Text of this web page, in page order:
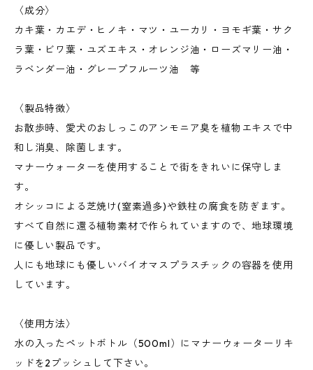
〈成分〉
カキ葉・カエデ・ヒノキ・マツ・ユーカリ・ヨモギ葉・サク
ラ葉・ビワ葉・ユズエキス・オレンジ油・ローズマリー油・
ラベンダー油・グレープフルーツ油 等
〈製品特徴〉
お散歩時、愛犬のおしっこのアンモニア臭を植物エキスで中
和し消臭、除菌します。
マナーウォーターを使用することで街をきれいに保守しま
す。
オシッコによる芝焼け(窒素過多)や鉄柱の腐食を防ぎます。
すべて自然に還る植物素材で作られていますので、地球環境
に優しい製品です。
人にも地球にも優しいバイオマスプラスチックの容器を使用
しています。
〈使用方法〉
水の入ったペットボトル（500ml）にマナーウォーターリキ
ッドを2プッシュして下さい。